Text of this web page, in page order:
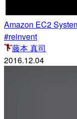
Amazon EC2
#reinvent
藤本 真司
2016.12.04